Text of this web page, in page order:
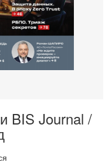
BIS Journal /